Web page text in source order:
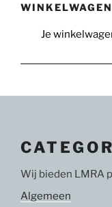
WINKELWAGEN
Je
Wij bieden LMRA
Algemeen